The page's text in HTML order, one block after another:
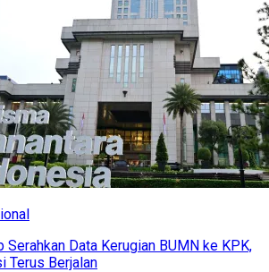
Serahkan Data Kerugian BUMN ke KPK,
Terus Berjalan